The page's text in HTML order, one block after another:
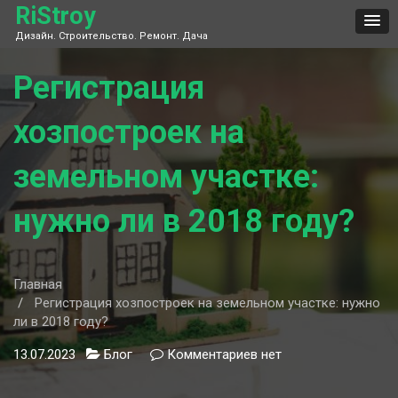
Skip
content
RiStroy
Дизайн. Строительство. Ремонт. Дача
Регистрация
хозпостроек на
земельном участке:
нужно ли в 2018 году?
Главная
Регистрация хозпостроек на земельном участке: нужно
ли в 2018 году?
13.07.2023 Блог Комментариев кнет